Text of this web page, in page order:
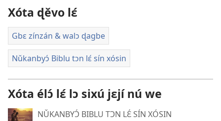
Xóta ɖěvo lɛ́
Gbɛ zínzán & walɔ ɖagbe
Nǔkanbyɔ́ Biblu tɔn lɛ́ sín xósin
Xóta élɔ́ lɛ́ lɔ sixú jɛjí nú we
NǓKANBYƆ́ BIBLU TƆN LƐ́ SÍN XÓSIN